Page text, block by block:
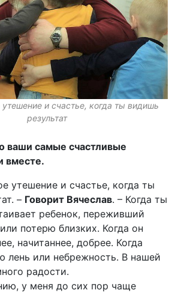
и счастье, когда ты видишь
результат
ваши самые счастливые
вместе.
утешение и счастье, когда ты
– Говорит Вячеслав. – Когда ты
ребенок, переживший
потерю близких. Когда он
начитаннее, добрее. Когда
лень или небрежность. В нашей
радости.
у меня до сих пор чаще